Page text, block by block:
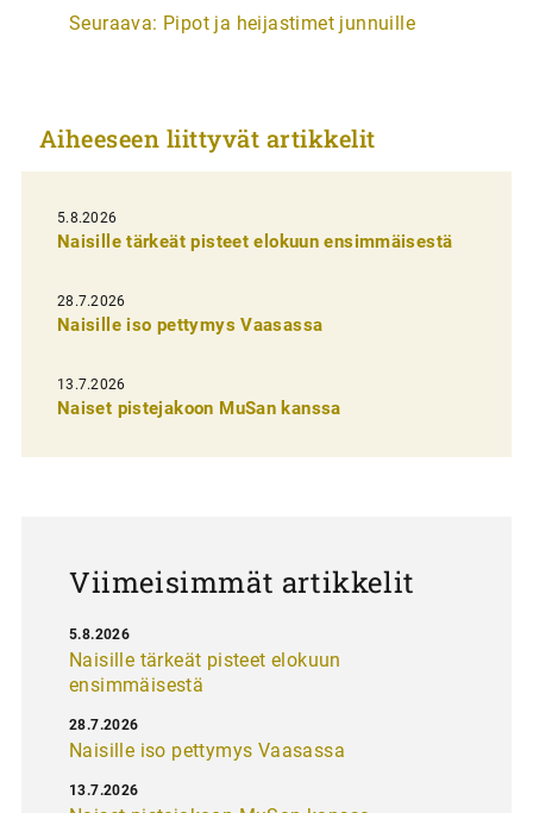
t
k
e
l
i
e
n
e
Seuraava: Pipot ja heijastimet junnuille
Aiheeseen liittyvät artikkelit
5.8.2026
Naisille tärkeät pisteet elokuun ensimmäisestä
28.7.2026
Naisille iso pettymys Vaasassa
13.7.2026
Naiset pistejakoon MuSan kanssa
Viimeisimmät artikkelit
Naisille tärkeät pisteet elokuun
ensimmäisestä
5.8.2026
Naisille iso pettymys Vaasassa
28.7.2026
13.7.2026